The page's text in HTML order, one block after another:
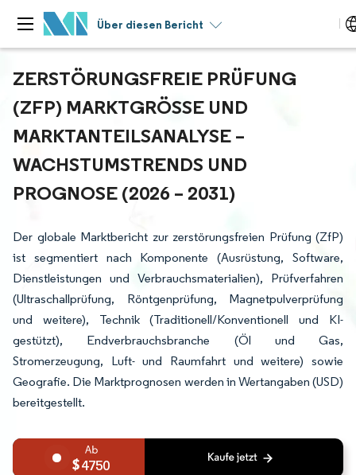
Über diesen Bericht
ZERSTÖRUNGSFREIE PRÜFUNG
(ZFP) MARKTGRÖSSE UND M
ARKTANTEILSANALYSE – W
ACHSTUMSTRENDS UND P
ROGNOSE (2026 – 2031)
Der globale Marktbericht zur zerstörungsfreien Prüfung (ZfP)
ist segmentiert nach Komponente (Ausrüstung, Software,
Dienstleistungen und Verbrauchsmaterialien), Prüfverfahren
(Ultraschallprüfung, Röntgenprüfung, Magnetpulverprüfung
und weitere), Technik (Traditionell/Konventionell und KI-
gestützt), Endverbrauchsbranche (Öl und Gas,
Stromerzeugung, Luft- und Raumfahrt und weitere) sowie
Geografie. Die Marktprognosen werden in Wertangaben (USD)
bereitgestellt.
4750